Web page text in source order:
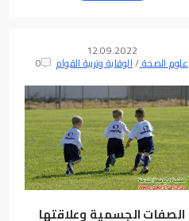
12.09.2022
علوم الصحة/الوقاية وتربية القوام 0
الصفات الجسمية وعلاقتها